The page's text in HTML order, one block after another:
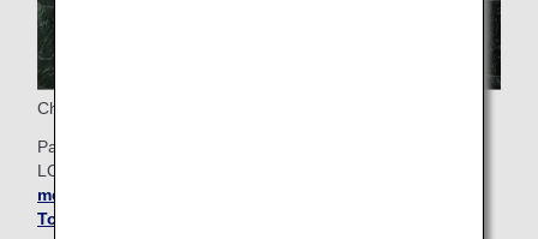
Check-in in der ANA SUITE am Flughafen Tokio Narita
Passagiere der First Class können an der ANA SUITE
LOUNGE am Flughafen Narita einchecken.
mehr über den ANA SUITE CHECK-IN am Flughafen
Tokio Narita